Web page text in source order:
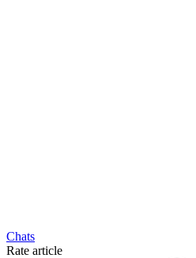
Chats
Rate article